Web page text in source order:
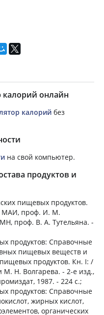
калорий онлайн
калорий без
на свой компьютер.
продуктов и
пищевых продуктов.
МАИ, проф. И. М.
проф. В. А. Тутельяна. -
продуктов: Справочные
пищевых веществ и
продуктов. Кн. I: /
Н. Волгарева. - 2-е изд.,
1987. - 224 с.;
продуктов: Справочные
жирных кислот,
органических